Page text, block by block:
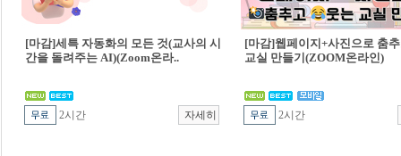
[마감]세특 자동화의 모든 것(교사의 시
간을 돌려주는 AI)(Zoom온라..
2시간
[마감]웹페이지+사진으로 춤
교실 만들기(ZOOM온라인)
2시간